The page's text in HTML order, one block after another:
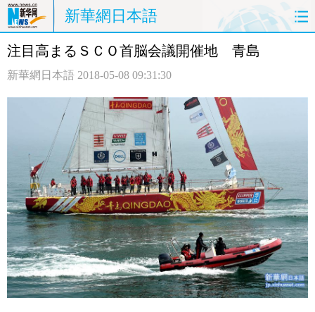
新華網日本語
ホームページ 政治 経済
観光 評論
中日対訳
注目高まるＳＣＯ首脳会議開催地 青島
新華網日本語 2018-05-08 09:31:30